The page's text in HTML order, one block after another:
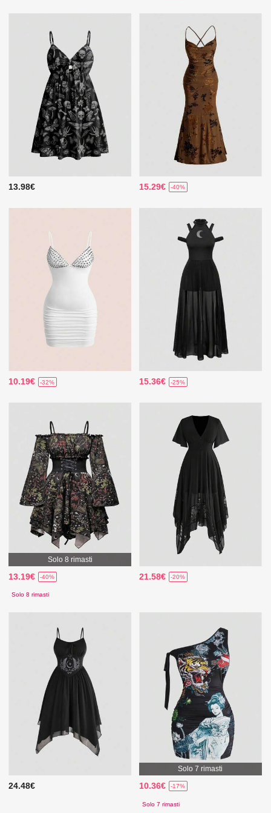
13.98€ 15.29€ -40%
10.19€ -32% 15.36€ -25%
Solo 8 rimasti
13.19€ -40%
Solo 8 rimasti
21.58€ -20%
24.48€
Solo 7 rimasti
10.36€ -17%
Solo 7 rimasti